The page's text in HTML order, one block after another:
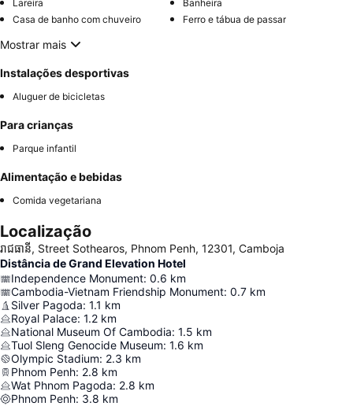
Lareira
Banheira
Casa de banho com chuveiro
Ferro e tábua de passar
Mostrar mais
Instalações desportivas
Aluguer de bicicletas
Para crianças
Parque infantil
Alimentação e bebidas
Comida vegetariana
Localização
រាជធានី, Street Sothearos, Phnom Penh, 12301, Camboja
Distância de Grand Elevation Hotel
Independence Monument: 0.6 km
Cambodia-Vietnam Friendship Monument: 0.7 km
Silver Pagoda: 1.1 km
Royal Palace: 1.2 km
National Museum Of Cambodia: 1.5 km
Tuol Sleng Genocide Museum: 1.6 km
Olympic Stadium: 2.3 km
Phnom Penh: 2.8 km
Wat Phnom Pagoda: 2.8 km
Phnom Penh: 3.8 km